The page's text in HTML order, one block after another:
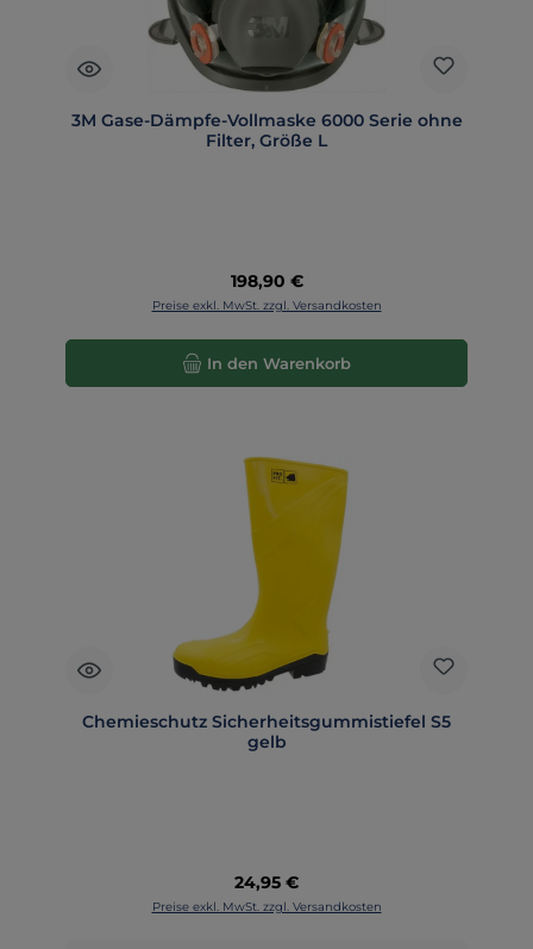
3M Gase-Dämpfe-Vollmaske 6000 Serie ohne
Filter, Größe L
Regulärer Preis:
198,90 €
Preise exkl. MwSt. zzgl. Versandkosten
In den Warenkorb
Chemieschutz Sicherheitsgummistiefel S5
gelb
Regulärer Preis:
24,95 €
Preise exkl. MwSt. zzgl. Versandkosten